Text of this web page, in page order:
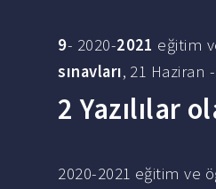
9- 2020-2021 eğitim
sınavları, 21 Haziran -
2 Yazılılar
2020-2021 eğitim ve